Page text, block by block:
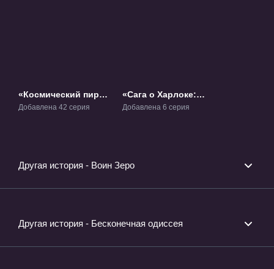
«Космический пират
капитан Харлок»
Добавлена 42 серия
«Сага о Харлоке:
Кольцо Нибелунга»
Добавлена 6 серия
Другая история - Воин Зеро
Другая история - Бесконечная одиссея